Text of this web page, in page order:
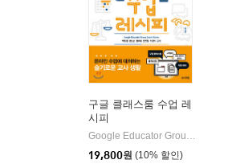
구글 클래스룸 수업 레
시피
Google Educator Group South Korea,박정철,장성순,정미애,신민철,서광석 공저
19,800원 (10% 할인)